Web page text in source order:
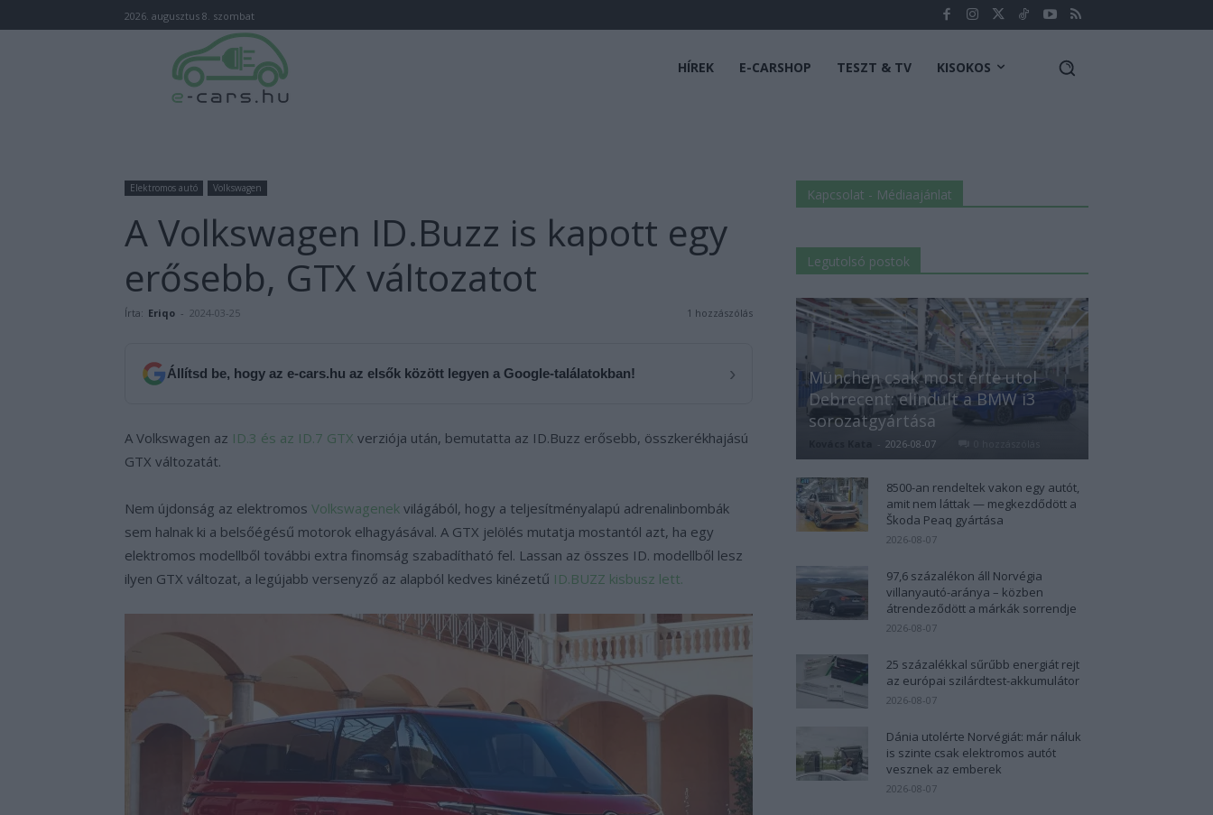
2026. augusztus 8. szombat
HÍREK E-CARSHOP TESZT & TV KISOKOS
Elektromos autó Volkswagen
A Volkswagen ID.Buzz is kapott egy
erősebb, GTX változatot
Írta: Eriqo - 2024-03-25 1 hozzászólás
Állítsd be, hogy az e-cars.hu az elsők között legyen a Google-találatokban! ›
A Volkswagen az ID.3 és az ID.7 GTX verziója után, bemutatta az ID.Buzz erősebb, összkerékhajású
GTX változatát.
Nem újdonság az elektromos Volkswagenek világából, hogy a teljesítményalapú adrenalinbombák
sem halnak ki a belsőégésű motorok elhagyásával. A GTX jelölés mutatja mostantól azt, ha egy
elektromos modellből további extra finomság szabadítható fel. Lassan az összes ID. modellből lesz
ilyen GTX változat, a legújabb versenyző az alapból kedves kinézetű ID.BUZZ kisbusz lett.
Kapcsolat - Médiaajánlat
Legutolsó postok
München csak most érte utol
Debrecent: elindult a BMW i3
sorozatgyártása
- 2026-08-07
8500-an rendeltek vakon egy autót,
amit nem láttak — megkezdődött a
Škoda Peaq gyártása
2026-08-07
97,6 százalékon áll Norvégia
villanyautó-aránya – közben
átrendeződött a márkák sorrendje
2026-08-07
25 százalékkal sűrűbb energiát rejt
az európai szilárdtest-akkumulátor
2026-08-07
Dánia utolérte Norvégiát: már náluk
is szinte csak elektromos autót
vesznek az emberek
2026-08-07